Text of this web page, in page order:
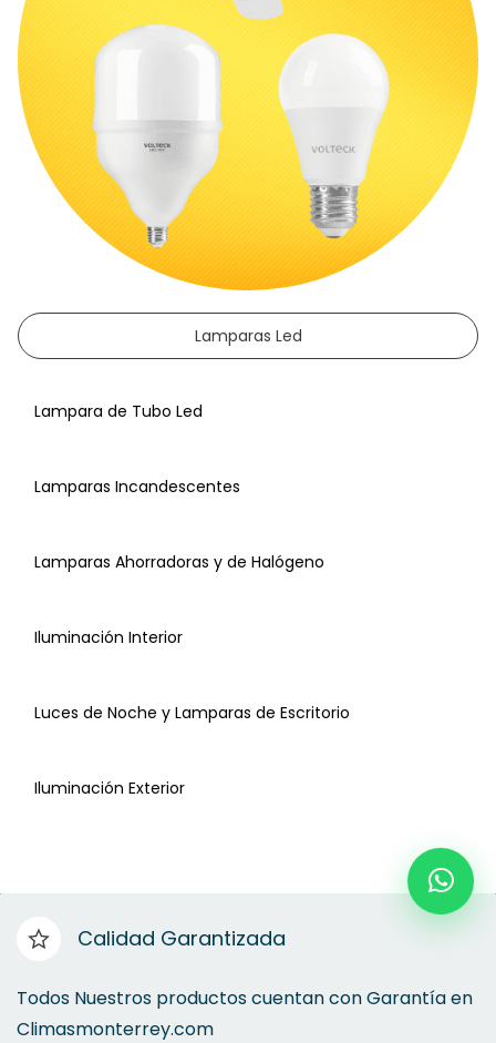
Lamparas Led
Lampara de Tubo Led
Lamparas de Tubo Led
Lamparas Incandescentes
Lamparas Ahorradoras y de Halógeno
Iluminación Interior
Luces de Noche y Lamparas de Escritorio
Iluminación Exterior
Calidad Garantizada
Todos Nuestros productos cuentan con Garantía en
Climasmonterrey.com